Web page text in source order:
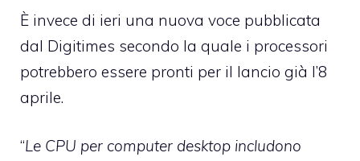
È invece di ieri una nuova voce pubblicata
dal Digitimes secondo la quale i processori
potrebbero essere pronti per il lancio già l’8
aprile.
“Le CPU per computer desktop includono